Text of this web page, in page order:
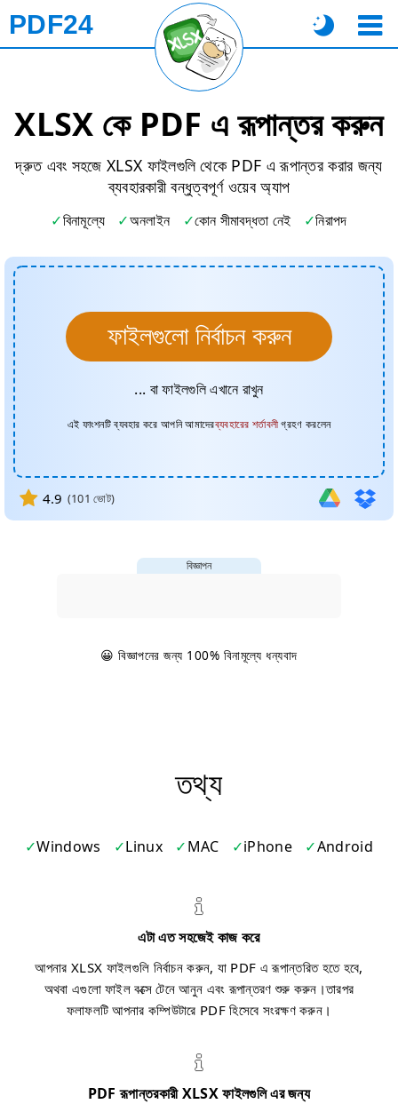
PDF24
XLSX কে PDF এ রূপান্তর করুন
দ্রুত এবং সহজে XLSX ফাইলগুলি থেকে PDF এ রূপান্তর করার জন্য
ব্যবহারকারী বন্ধুত্বপূর্ণ ওয়েব অ্যাপ
বিনামূল্যে অনলাইন কোন সীমাবদ্ধতা নেই নিরাপদ
ফাইলগুলো নির্বাচন করুন
... বা ফাইলগুলি এখানে রাখুন
এই ফাংশনটি ব্যবহার করে আপনি আমাদেরব্যবহারের শর্তাবলীগ্রহণ করলেন
4.9 (101 ভোট)
বিজ্ঞাপন
😀 বিজ্ঞাপনের জন্য 100% বিনামূল্যে ধন্যবাদ
তথ্য
Windows Linux MAC iPhone Android
এটা এত সহজেই কাজ করে
আপনার XLSX ফাইলগুলি নির্বাচন করুন, যা PDF এ রূপান্তরিত হতে হবে,
অথবা এগুলো ফাইল বক্সে টেনে আনুন এবং রূপান্তরণ শুরু করুন।তারপর
ফলাফলটি আপনার কম্পিউটারে PDF হিসেবে সংরক্ষণ করুন।
PDF রূপান্তরকারী XLSX ফাইলগুলি এর জন্য